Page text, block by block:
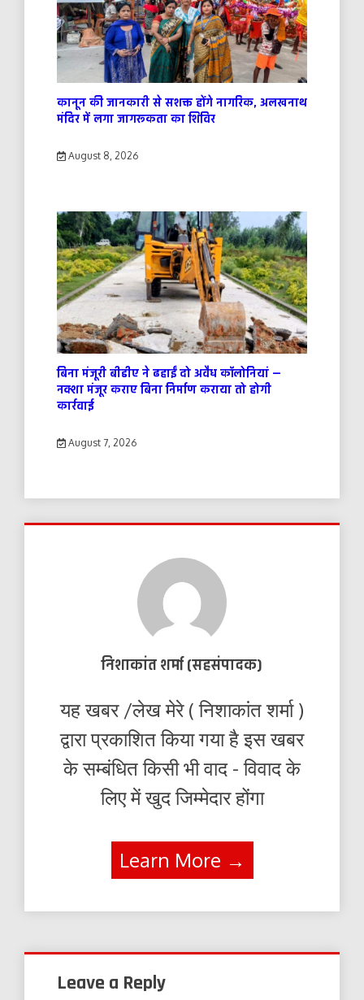
कानून की जानकारी से सशक्त होंगे नागरिक, अलखनाथ
मंदिर में लगा जागरूकता का शिविर
August 8, 2026
बिना मंजूरी बीडीए ने ढहाईं दो अवैध कॉलोनियां —
नक्शा मंजूर कराए बिना निर्माण कराया तो होगी
कार्रवाई
August 7, 2026
निशाकांत शर्मा (सहसंपादक)
यह खबर /लेख मेरे ( निशाकांत शर्मा )
द्वारा प्रकाशित किया गया है इस खबर
के सम्बंधित किसी भी वाद - विवाद के
लिए में खुद जिम्मेदार होंगा
Learn More →
Leave a Reply